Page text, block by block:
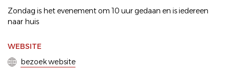
Zondag is het evenement om 10 uur gedaan en is iedereen
naar huis
WEBSITE
bezoek website